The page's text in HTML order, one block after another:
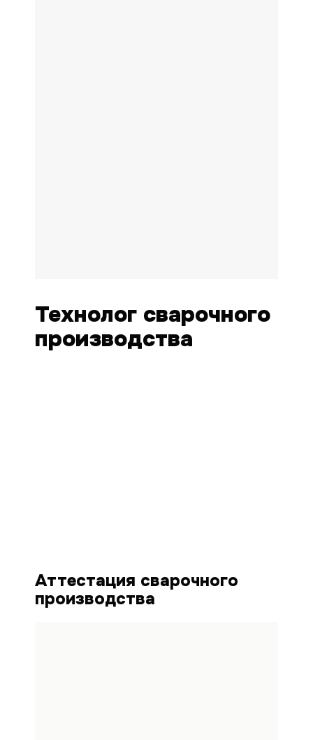
Технолог сварочного
производства
Аттестация сварочного
производства